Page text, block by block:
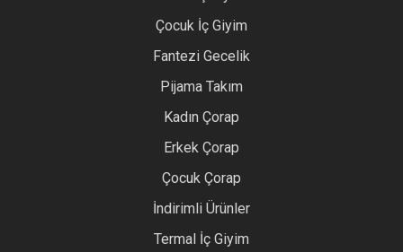
Çocuk İç Giyim
Fantezi Gecelik
Pijama Takım
Kadın Çorap
Erkek Çorap
Çocuk Çorap
İndirimli Ürünler
Termal İç Giyim